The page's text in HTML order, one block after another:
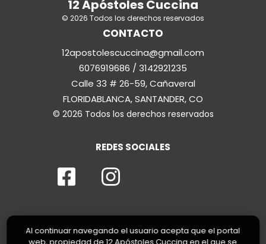
12 Apóstoles Cuccina
© 2026 Todos los derechos reservados
CONTACTO
12apostolescuccina@gmail.com
6076919686 / 3142921235
Calle 33 # 26-59, Cañaveral
FLORIDABLANCA, SANTANDER, CO
© 2026 Todos los derechos reservados
REDES SOCIALES
Al continuar navegando el usuario acepta que el portal